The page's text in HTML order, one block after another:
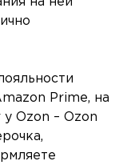
Prime, на
Ozon – Ozon